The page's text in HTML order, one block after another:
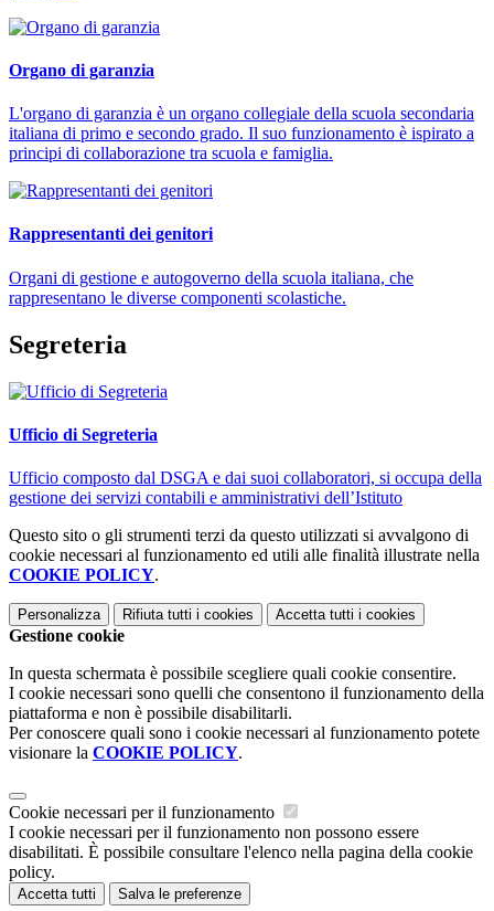
Organo di garanzia
L'organo di garanzia è un organo collegiale della scuola secondaria
italiana di primo e secondo grado. Il suo funzionamento è ispirato a
principi di collaborazione tra scuola e famiglia.
Rappresentanti dei genitori
Organi di gestione e autogoverno della scuola italiana, che
rappresentano le diverse componenti scolastiche.
Segreteria
Ufficio di Segreteria
Ufficio composto dal DSGA e dai suoi collaboratori, si occupa della
gestione dei servizi contabili e amministrativi dell’Istituto
Questo sito o gli strumenti terzi da questo utilizzati si avvalgono di
cookie necessari al funzionamento ed utili alle finalità illustrate nella
COOKIE POLICY.
Personalizza Rifiuta tutti i cookies Accetta tutti i cookies
Gestione cookie
In questa schermata è possibile scegliere quali cookie consentire.
I cookie necessari sono quelli che consentono il funzionamento della
piattaforma e non è possibile disabilitarli.
Per conoscere quali sono i cookie necessari al funzionamento potete
visionare la COOKIE POLICY.
Cookie necessari per il funzionamento
I cookie necessari per il funzionamento non possono essere
disabilitati. È possibile consultare l'elenco nella pagina della cookie
policy.
Accetta tutti Salva le preferenze